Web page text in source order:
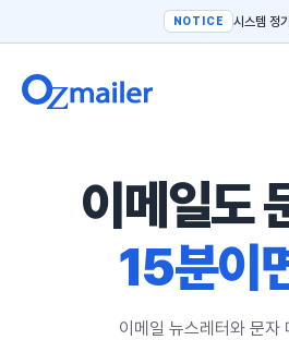
NOTICE 시스템 정
이메일도
15분이
이메일 뉴스레터와 문자